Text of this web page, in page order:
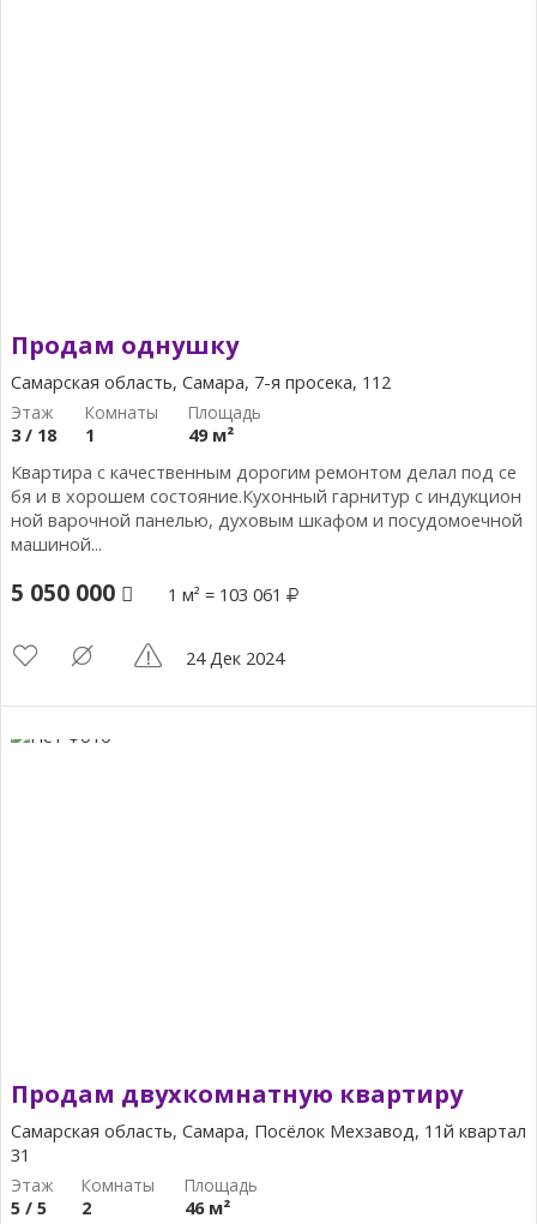
Продам однушку
Самарская область, Самара, 7-я просека, 112
3 / 18 1
49 м²
Квартира с качественным дорогим ремонтом делал под се
бя и в хорошем состояние.Кухонный гарнитур с индукцион
ной варочной панелью, духовым шкафом и посудомоечной
машиной...
5 050 000 1 м² = 103 061
24 Дек 2024
Продам двухкомнатную квартиру
Самарская область, Самара, Посёлок Мехзавод, 11й квартал
31
5 / 5 2
46 м²